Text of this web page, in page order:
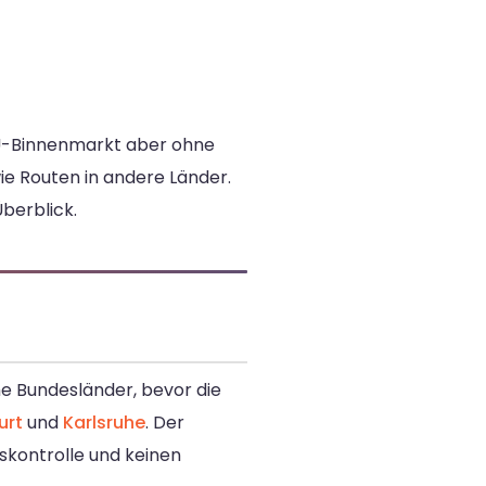
Binnenmarkt aber ohne
Routen in andere Länder.
Bundesländer, bevor die
und Karlsruhe. Der
und keinen